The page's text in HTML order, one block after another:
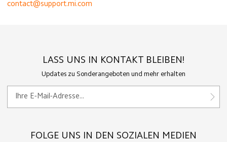
contact@support.mi.com
LASS UNS IN KONTAKT BLEIBEN!
Updates zu Sonderangeboten und mehr erhalten
FOLGE UNS IN DEN SOZIALEN MEDIEN